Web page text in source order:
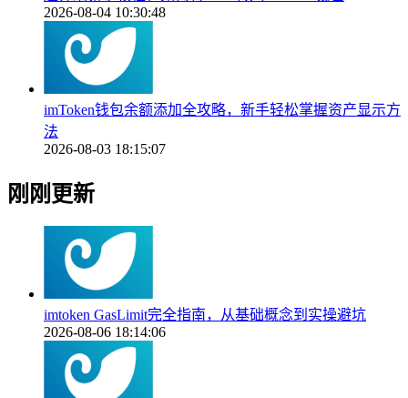
2026-08-04 10:30:48
imToken钱包余额添加全攻略，新手轻松掌握资产显示方
法
2026-08-03 18:15:07
刚刚更新
imtoken GasLimit完全指南，从基础概念到实操避坑
2026-08-06 18:14:06